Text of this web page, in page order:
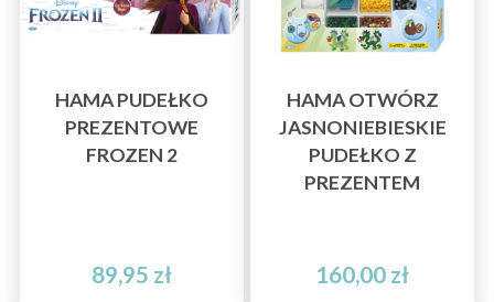
HAMA PUDEŁKO
PREZENTOWE
FROZEN 2
89,95 zł
HAMA OTWÓRZ
JASNONIEBIESKIE
PUDEŁKO Z
PREZENTEM
160,00 zł